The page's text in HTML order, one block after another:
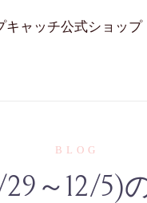
ャッチ公式ショップ
BLOG
～12/5)